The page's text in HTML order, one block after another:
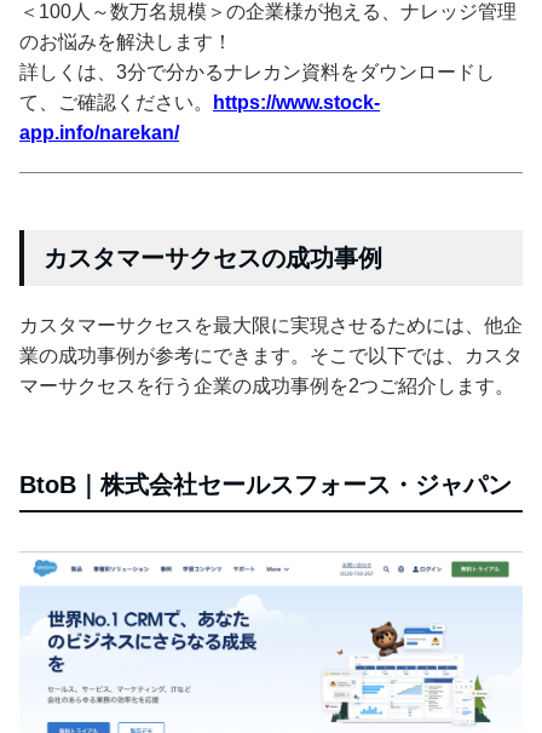
＜100人～数万名規模＞の企業様が抱える、ナレッジ管理
のお悩みを解決します！
詳しくは、3分で分かるナレカン資料をダウンロードし
て、ご確認ください。
https://www.stock-
app.info/narekan/
カスタマーサクセスの成功事例
カスタマーサクセスを最大限に実現させるためには、他企
業の成功事例が参考にできます。そこで以下では、カスタ
マーサクセスを行う企業の成功事例を2つご紹介します。
BtoB｜株式会社セールスフォース・ジャパン